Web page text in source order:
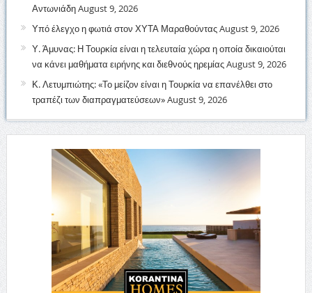
ΑντωνιάδηAugust 9, 2026
Υπό έλεγχο η φωτιά στον ΧΥΤΑ ΜαραθούνταςAugust 9, 2026
Υ. Άμυνας: Η Τουρκία είναι η τελευταία χώρα η οποία δικαιούται
να κάνει μαθήματα ειρήνης και διεθνούς ηρεμίαςAugust 9, 2026
Κ. Λετυμπιώτης: «Το μείζον είναι η Τουρκία να επανέλθει στο
τραπέζι των διαπραγματεύσεων»August 9, 2026